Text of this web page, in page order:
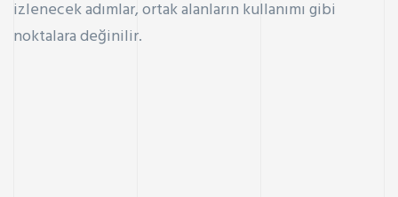
izlenecek adımlar, ortak alanların kullanımı gibi
noktalara değinilir.